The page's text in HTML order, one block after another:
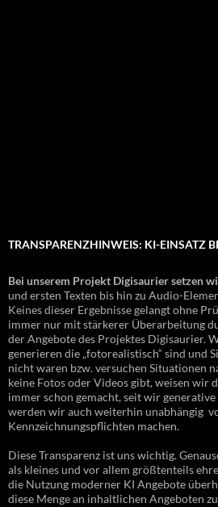
TRANSPARENZHINWEIS: KI-EINSATZ
Bei unserem Projekt Digisaurier setzen
und ersten Texten bis hin zu Audio-
Keines dieser Ergebnisse gelangt ohne
immer nur mit stärkerer Überarbeitung
der Angebote des Projektes Digisaurier.
generieren die „fotorealistisch“ sind und
nicht waren bzw. versuchen Situationen
keine Fotos oder Videos gibt, weisen wir
immer schon gemacht, seit wir generative
werden wir auch weiterhin unabhängig
Kennzeichnungspflichten machen.
Diese Transparenz ist uns wichtig.
als kleines und vor allem größtenteils
die Nutzung moderner KI Angebote
diese Menge an inhaltlichen Angeboten